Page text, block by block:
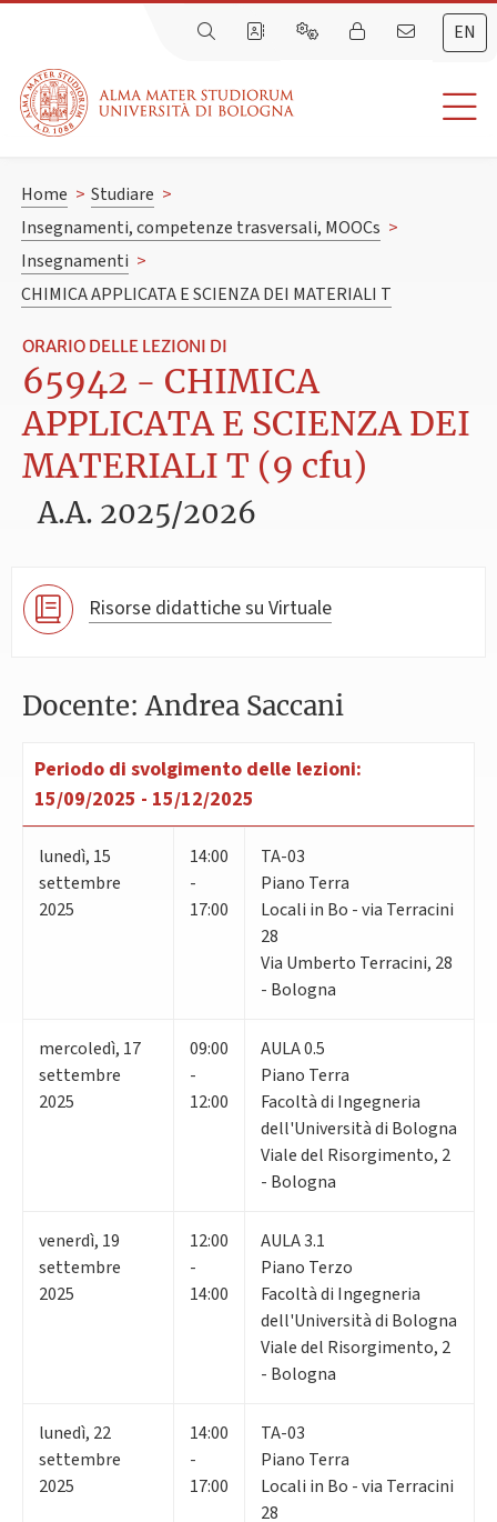
EN
Home > Studiare >
Insegnamenti, competenze trasversali, MOOCs >
Insegnamenti >
CHIMICA APPLICATA E SCIENZA DEI MATERIALI T
ORARIO DELLE LEZIONI DI
65942 - CHIMICA
APPLICATA E SCIENZA DEI
MATERIALI T (9 cfu)
A.A. 2025/2026
Risorse didattiche su Virtuale
Docente: Andrea Saccani
Periodo di svolgimento delle lezioni:
15/09/2025 - 15/12/2025
lunedì, 15
settembre
2025
14:00
-
17:00
TA-03
Piano Terra
Locali in Bo - via Terracini
28
Via Umberto Terracini, 28
- Bologna
mercoledì, 17
settembre
2025
09:00
-
12:00
AULA 0.5
Piano Terra
Facoltà di Ingegneria
dell'Università di Bologna
Viale del Risorgimento, 2
- Bologna
venerdì, 19
settembre
2025
12:00
-
14:00
AULA 3.1
Piano Terzo
Facoltà di Ingegneria
dell'Università di Bologna
Viale del Risorgimento, 2
- Bologna
lunedì, 22
settembre
2025
14:00
-
17:00
TA-03
Piano Terra
Locali in Bo - via Terracini
28